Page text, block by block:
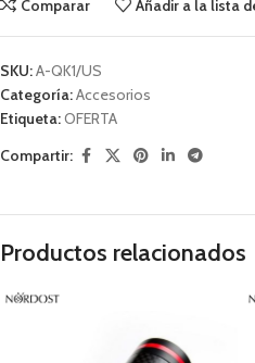
Comparar Añadir a la lista
SKU:A-QK1/US
Categoría:Accesorios
Etiqueta:OFERTA
Compartir:
Productos relacionados